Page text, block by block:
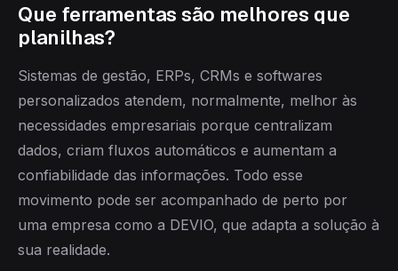
Que ferramentas são melhores que
planilhas?
Sistemas de gestão, ERPs, CRMs e softwares
personalizados atendem, normalmente, melhor às
necessidades empresariais porque centralizam
dados, criam fluxos automáticos e aumentam a
confiabilidade das informações. Todo esse
movimento pode ser acompanhado de perto por
uma empresa como a DEVIO, que adapta a solução à
sua realidade.